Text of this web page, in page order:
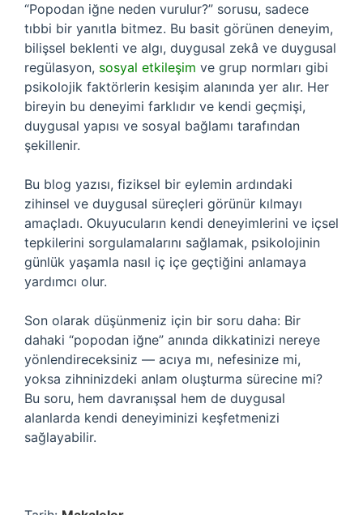
“Popodan iğne neden vurulur?” sorusu, sadece
tıbbi bir yanıtla bitmez. Bu basit görünen deneyim,
bilişsel beklenti ve algı, duygusal zekâ ve duygusal
regülasyon, sosyal etkileşim ve grup normları gibi
psikolojik faktörlerin kesişim alanında yer alır. Her
bireyin bu deneyimi farklıdır ve kendi geçmişi,
duygusal yapısı ve sosyal bağlamı tarafından
şekillenir.
Bu blog yazısı, fiziksel bir eylemin ardındaki
zihinsel ve duygusal süreçleri görünür kılmayı
amaçladı. Okuyucuların kendi deneyimlerini ve içsel
tepkilerini sorgulamalarını sağlamak, psikolojinin
günlük yaşamla nasıl iç içe geçtiğini anlamaya
yardımcı olur.
Son olarak düşünmeniz için bir soru daha: Bir
dahaki “popodan iğne” anında dikkatinizi nereye
yönlendireceksiniz — acıya mı, nefesinize mi,
yoksa zihninizdeki anlam oluşturma sürecine mi?
Bu soru, hem davranışsal hem de duygusal
alanlarda kendi deneyiminizi keşfetmenizi
sağlayabilir.